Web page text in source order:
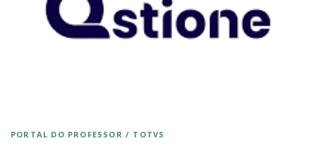
PORTAL DO PROFESSOR / TOTVS